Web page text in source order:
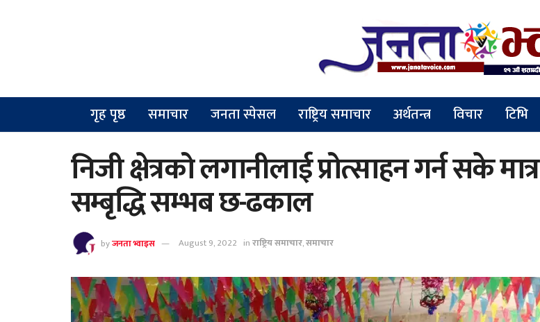
गृह पृष्ठ समाचार जनता स्पेसल राष्ट्रिय समाचार अर्थतन्त्र विचार टिभि
निजी क्षेत्रको लगानीलाई प्रोत्साहन गर्न सके मात्र
सम्बृद्धि सम्भब छ-ढकाल
byजनता भ्वाइस August 9, 2022 inराष्ट्रिय समाचार,समाचार